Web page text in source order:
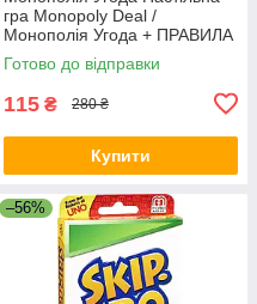
гра Monopoly Deal /
Монополія Угода + ПРАВИЛА
УКРАЇНСЬКОЮ
Готово до відправки
115 ₴ 280 ₴
Купити
–56%